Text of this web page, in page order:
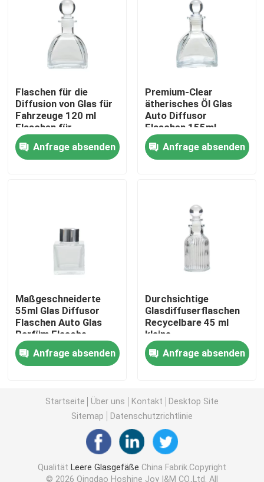
Qualitätskontrolle
Kontakt mit uns
Bitte um ein Angebot
Leere Glasgefäße
Flaschen für Glasseifenspender
Glasgetränkeverteilgerät
Glastrinkbecher
Bierkrug aus Glas
Kristallweinglas
Glasmilchflaschen
Flaschen für die
Diffusion von Glas für
Fahrzeuge 120 ml
Flaschen für
Aromatherapie
Anfrage absenden
Premium-Clear
ätherisches Öl Glas
Auto Diffusor
Flaschen 155ml
Warmstempel Logo
Anfrage absenden
Maßgeschneiderte
55ml Glas Diffusor
Flaschen Auto Glas
Parfüm Flasche
Anfrage absenden
Durchsichtige
Glasdiffuserflaschen
Recycelbare 45 ml
kleine
Glasparfümflaschen
Anfrage absenden
Startseite Über uns Kontakt
Desktop Site
Sitemap
Datenschutzrichtlinie
Qualität Leere Glasgefäße China Fabrik.Copyright
© 2026 Qingdao Hoshine Joy I&M CO.,Ltd. All